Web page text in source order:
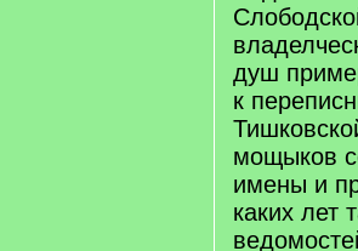
душ
к
мощыков
имены и
каких лет